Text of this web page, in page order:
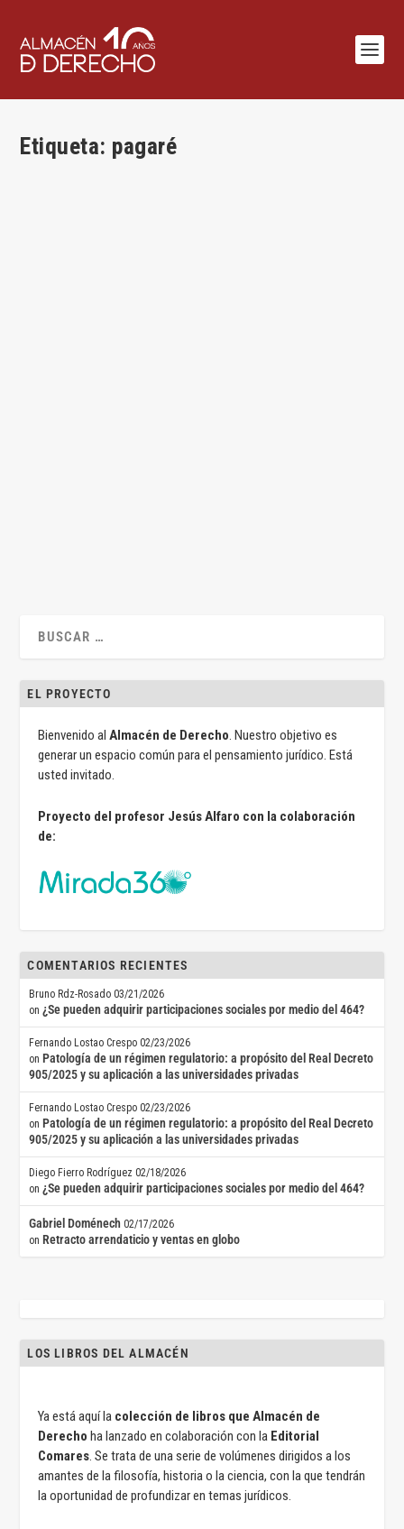
Etiqueta: pagaré
EL PROYECTO
Bienvenido alAlmacén de Derecho. Nuestro objetivo es
generar un espacio común para el pensamiento jurídico. Está
usted invitado.
Proyecto del profesor Jesús Alfaro con la colaboración
de:
COMENTARIOS RECIENTES
Bruno Rdz-Rosado 03/21/2026
on¿Se pueden adquirir participaciones sociales por medio del 464?
Fernando Lostao Crespo 02/23/2026
on Patología de un régimen regulatorio: a propósito del Real Decreto
905/2025 y su aplicación a las universidades privadas
Fernando Lostao Crespo 02/23/2026
on Patología de un régimen regulatorio: a propósito del Real Decreto
905/2025 y su aplicación a las universidades privadas
Diego Fierro Rodríguez 02/18/2026
on¿Se pueden adquirir participaciones sociales por medio del 464?
Gabriel Doménech 02/17/2026
on Retracto arrendaticio y ventas en globo
LOS LIBROS DEL ALMACÉN
Ya está aquí la colección de libros que Almacén de
Derecho ha lanzado en colaboración con la Editorial
Comares. Se trata de una serie de volúmenes dirigidos a los
amantes de la filosofía, historia o la ciencia, con la que tendrán
la oportunidad de profundizar en temas jurídicos.